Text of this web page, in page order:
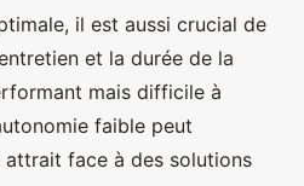
il est aussi crucial de
et la durée de la
mais difficile à
faible peut
face à des solutions